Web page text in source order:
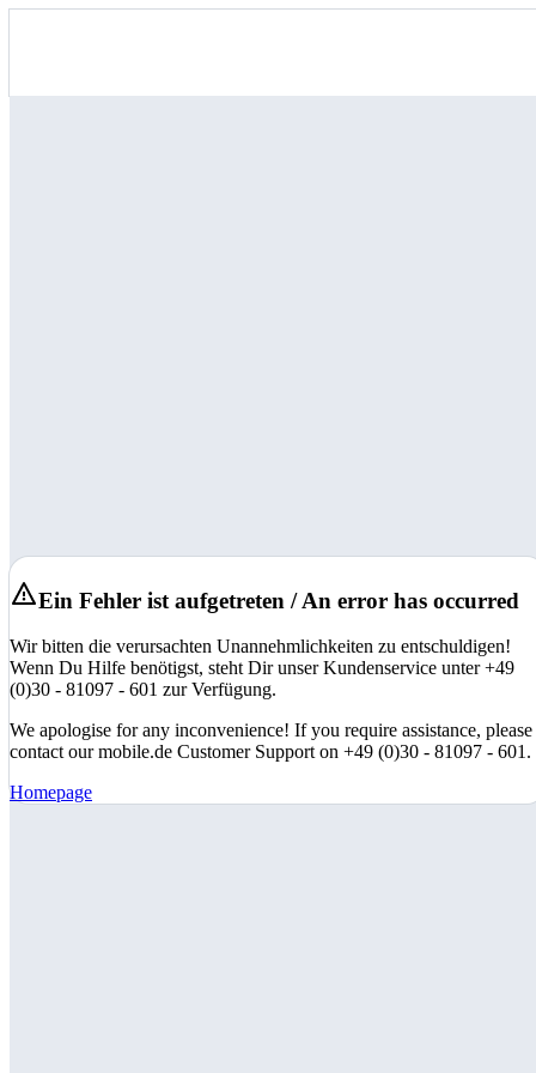
Ein Fehler ist aufgetreten / An error has occurred
Wir bitten die verursachten Unannehmlichkeiten zu entschuldigen!
Wenn Du Hilfe benötigst, steht Dir unser Kundenservice unter +49
(0)30 - 81097 - 601 zur Verfügung.
We apologise for any inconvenience! If you require assistance, please
contact our mobile.de Customer Support on +49 (0)30 - 81097 - 601.
Homepage